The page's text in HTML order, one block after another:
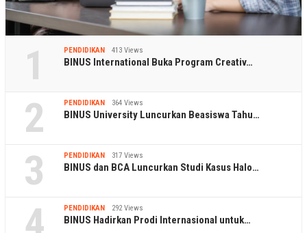
1 PENDIDIKAN 413 Views
BINUS International Buka Program Creativ…
2 PENDIDIKAN 364 Views
BINUS University Luncurkan Beasiswa Tahu…
3 PENDIDIKAN 317 Views
BINUS dan BCA Luncurkan Studi Kasus Halo…
PENDIDIKAN 292 Views
BINUS Hadirkan Prodi Internasional untuk…